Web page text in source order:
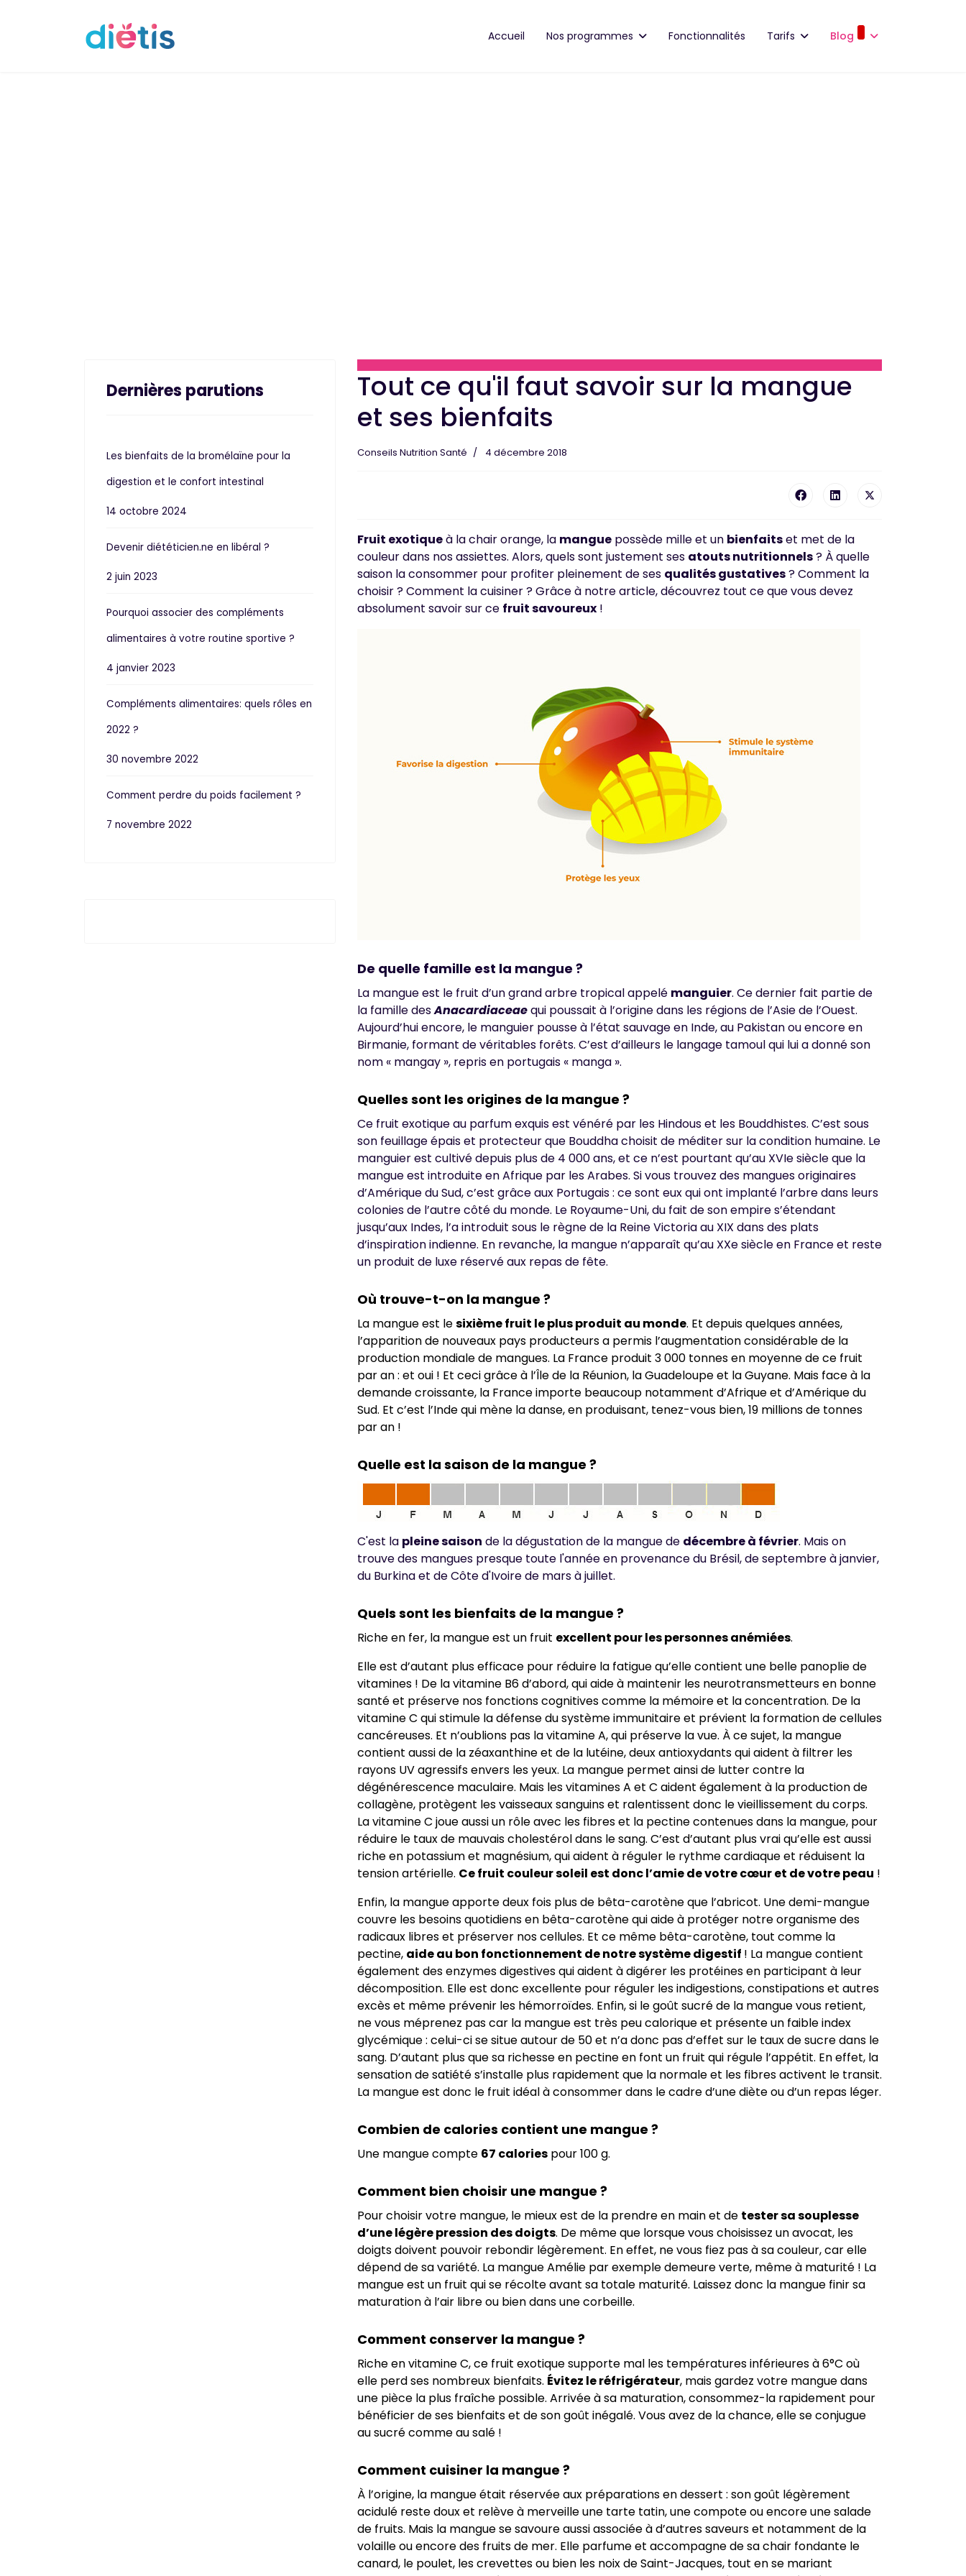
Accueil Nos programmes Fonctionnalités Tarifs Blog
Dernières parutions
Les bienfaits de la bromélaïne pour la
digestion et le confort intestinal
14 octobre 2024
Devenir diététicien.ne en libéral ?
2 juin 2023
Pourquoi associer des compléments
alimentaires à votre routine sportive ?
4 janvier 2023
Compléments alimentaires: quels rôles en
2022 ?
30 novembre 2022
Comment perdre du poids facilement ?
7 novembre 2022
Tout ce qu'il faut savoir sur la mangue
et ses bienfaits
Conseils Nutrition Santé 4 décembre 2018
Fruit exotiqueà la chair orange, la mangue possède mille et un bienfaitset met de la
couleur dans nos assiettes. Alors, quels sont justement ses atouts nutritionnels? À quelle
saison la consommer pour profiter pleinement de ses qualités gustatives? Comment la
choisir ? Comment la cuisiner ? Grâce à notre article, découvrez tout ce que vous devez
absolument savoir sur ce fruit savoureux !
De quelle famille est la mangue ?
La mangue est le fruit d’un grand arbre tropical appelé manguier. Ce dernier fait partie de
la famille desAnacardiaceaequi poussait à l’origine dans les régions de l’Asie de l’Ouest.
Aujourd’hui encore, le manguier pousse à l’état sauvage en Inde, au Pakistan ou encore en
Birmanie, formant de véritables forêts. C’est d’ailleurs le langage tamoul qui lui a donné son
nom « mangay », repris en portugais « manga ».
Quelles sont les origines de la mangue ?
Ce fruit exotique au parfum exquis est vénéré par les Hindous et les Bouddhistes. C’est sous
son feuillage épais et protecteur que Bouddha choisit de méditer sur la condition humaine. Le
manguier est cultivé depuis plus de 4 000 ans, et ce n’est pourtant qu’au XVIe siècle que la
mangue est introduite en Afrique par les Arabes. Si vous trouvez des mangues originaires
d’Amérique du Sud, c’est grâce aux Portugais : ce sont eux qui ont implanté l’arbre dans leurs
colonies de l’autre côté du monde. Le Royaume-Uni, du fait de son empire s’étendant
jusqu’aux Indes, l’a introduit sous le règne de la Reine Victoria au XIX dans des plats
d’inspiration indienne. En revanche, la mangue n’apparaît qu’au XXe siècle en France et reste
un produit de luxe réservé aux repas de fête.
Où trouve-t-on la mangue ?
La mangue est lesixième fruit le plus produit au monde. Et depuis quelques années,
l’apparition de nouveaux pays producteurs a permis l’augmentation considérable de la
production mondiale de mangues. La France produit 3 000 tonnes en moyenne de ce fruit
par an : et oui ! Et ceci grâce à l’Île de la Réunion, la Guadeloupe et la Guyane. Mais face à la
demande croissante, la France importe beaucoup notamment d’Afrique et d’Amérique du
Sud. Et c’est l’Inde qui mène la danse, en produisant, tenez-vous bien, 19 millions de tonnes
par an !
Quelle est la saison de la mangue ?
C'est la pleine saison de la dégustation de la mangue de décembre à février. Mais on
trouve des mangues presque toute l'année en provenance du Brésil, de septembre à janvier,
du Burkina et de Côte d'Ivoire de mars à juillet.
Quels sont les bienfaits de la mangue ?
Riche en fer, la mangue est un fruit excellent pour les personnes anémiées.
Elle est d’autant plus efficace pour réduire la fatigue qu’elle contient une belle panoplie de
vitamines ! De la vitamine B6 d’abord, qui aide à maintenir les neurotransmetteurs en bonne
santé et préserve nos fonctions cognitives comme la mémoire et la concentration. De la
vitamine C qui stimule la défense du système immunitaire et prévient la formation de cellules
cancéreuses. Et n’oublions pas la vitamine A, qui préserve la vue. À ce sujet, la mangue
contient aussi de la zéaxanthine et de la lutéine, deux antioxydants qui aident à filtrer les
rayons UV agressifs envers les yeux. La mangue permet ainsi de lutter contre la
dégénérescence maculaire. Mais les vitamines A et C aident également à la production de
collagène, protègent les vaisseaux sanguins et ralentissent donc le vieillissement du corps.
La vitamine C joue aussi un rôle avec les fibres et la pectine contenues dans la mangue, pour
réduire le taux de mauvais cholestérol dans le sang. C’est d’autant plus vrai qu’elle est aussi
riche en potassium et magnésium, qui aident à réguler le rythme cardiaque et réduisent la
tension artérielle. Ce fruit couleur soleil est donc l’amie de votre cœur et de votre peau !
Enfin, la mangue apporte deux fois plus de bêta-carotène que l’abricot. Une demi-mangue
couvre les besoins quotidiens en bêta-carotène qui aide à protéger notre organisme des
radicaux libres et préserver nos cellules. Et ce même bêta-carotène, tout comme la
pectine, aide au bon fonctionnement de notre système digestif ! La mangue contient
également des enzymes digestives qui aident à digérer les protéines en participant à leur
décomposition. Elle est donc excellente pour réguler les indigestions, constipations et autres
excès et même prévenir les hémorroïdes. Enfin, si le goût sucré de la mangue vous retient,
ne vous méprenez pas car la mangue est très peu calorique et présente un faible index
glycémique : celui-ci se situe autour de 50 et n’a donc pas d’effet sur le taux de sucre dans le
sang. D’autant plus que sa richesse en pectine en font un fruit qui régule l’appétit. En effet, la
sensation de satiété s’installe plus rapidement que la normale et les fibres activent le transit.
La mangue est donc le fruit idéal à consommer dans le cadre d’une diète ou d’un repas léger.
Combien de calories contient une mangue ?
Une mangue compte 67 calories pour 100 g.
Comment bien choisir une mangue ?
Pour choisir votre mangue, le mieux est de la prendre en main et de tester sa souplesse
d’une légère pression des doigts. De même que lorsque vous choisissez un avocat, les
doigts doivent pouvoir rebondir légèrement. En effet, ne vous fiez pas à sa couleur, car elle
dépend de sa variété. La mangue Amélie par exemple demeure verte, même à maturité ! La
mangue est un fruit qui se récolte avant sa totale maturité. Laissez donc la mangue finir sa
maturation à l’air libre ou bien dans une corbeille.
Comment conserver la mangue ?
Riche en vitamine C, ce fruit exotique supporte mal les températures inférieures à 6°C où
elle perd ses nombreux bienfaits. Évitez le réfrigérateur, mais gardez votre mangue dans
une pièce la plus fraîche possible. Arrivée à sa maturation, consommez-la rapidement pour
bénéficier de ses bienfaits et de son goût inégalé. Vous avez de la chance, elle se conjugue
au sucré comme au salé !
Comment cuisiner la mangue ?
À l’origine, la mangue était réservée aux préparations en dessert : son goût légèrement
acidulé reste doux et relève à merveille une tarte tatin, une compote ou encore une salade
de fruits. Mais la mangue se savoure aussi associée à d’autres saveurs et notamment de la
volaille ou encore des fruits de mer. Elle parfume et accompagne de sa chair fondante le
canard, le poulet, les crevettes ou bien les noix de Saint-Jacques, tout en se mariant